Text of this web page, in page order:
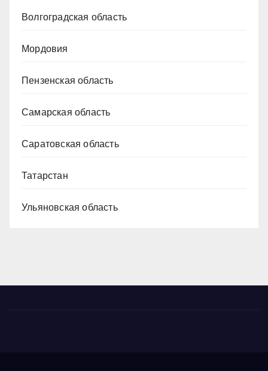
Волгоградская область
Мордовия
Пензенская область
Самарская область
Саратовская область
Татарстан
Ульяновская область